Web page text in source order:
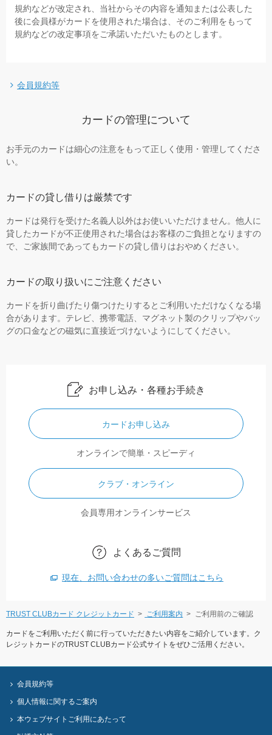
規約などが改定され、当社からその内容を通知または公表した
後に会員様がカードを使用された場合は、そのご利用をもって
規約などの改定事項をご承諾いただいたものとします。
会員規約等
カードの管理について
お手元のカードは細心の注意をもって正しく使用・管理してくださ
い。
カードの貸し借りは厳禁です
カードは発行を受けた名義人以外はお使いいただけません。他人に
貸したカードが不正使用された場合はお客様のご負担となりますの
で、ご家族間であってもカードの貸し借りはおやめください。
カードの取り扱いにご注意ください
カードを折り曲げたり傷つけたりするとご利用いただけなくなる場
合があります。テレビ、携帯電話、マグネット製のクリップやバッ
グの口金などの磁気に直接近づけないようにしてください。
お申し込み・各種お手続き
カードお申し込み
オンラインで簡単・スピーディ
クラブ・オンライン
会員専用オンラインサービス
よくあるご質問
現在、お問い合わせの多いご質問はこちら
TRUST CLUBカード クレジットカード ご利用案内 ご利用前のご確認
カードをご利用いただく前に行っていただきたい内容をご紹介しています。ク
レジットカードのTRUST CLUBカード公式サイトをぜひご活用ください。
会員規約等
個人情報に関するご案内
本ウェブサイトご利用にあたって